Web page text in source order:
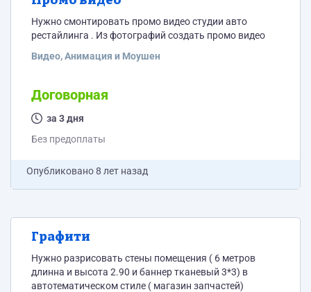
Нужно смонтировать промо видео студии авто
рестайлинга . Из фотографий создать промо видео
Видео, Анимация и Моушен
Договорная
за 3 дня
Без предоплаты
Опубликовано8 лет назад
Графити
Нужно разрисовать стены помещения ( 6 метров
длинна и высота 2.90 и баннер тканевый 3*3) в
автотематическом стиле ( магазин запчастей)